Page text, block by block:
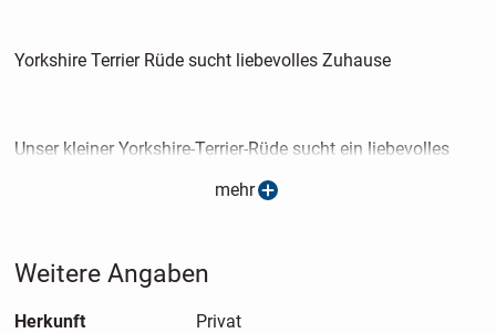
Yorkshire Terrier Rüde sucht liebevolles Zuhause
Unser kleiner Yorkshire-Terrier-Rüde sucht ein liebevolles
und verantwortungsbewusstes Zuhause.
Alter: 11 WochenGewicht: aktuell ca. 1,55 kgGeschlecht:
RüdeRasse: Yorkshire TerrierAbgabe: entsprechend den
gesetzlichen Vorgaben ab 12 Wochen
mehr
Weitere Angaben
Herkunft
Privat